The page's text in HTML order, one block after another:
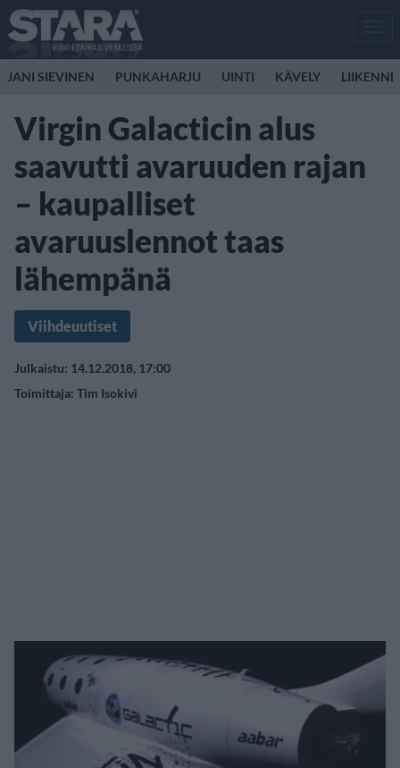
JANI SIEVINEN PUNKAHARJU UINTI KÄVELY LIIKENNE
Virgin Galacticin alus
saavutti avaruuden rajan
– kaupalliset
avaruuslennot taas
lähempänä
Viihdeuutiset
Julkaistu: 14.12.2018, 17:00
Toimittaja: Tim Isokivi